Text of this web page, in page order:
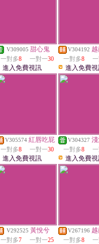
V309005 甜心鬼
一對多8 一對一30
進入免費視訊
V304192
一對多8
進入免費
V305574 紅唇吃屁
一對多8 一對一30
進入免費視訊
V304327
一對多8
進入免費
V292525 黃悅兮
一對多7 一對一25
V267196
一對多8